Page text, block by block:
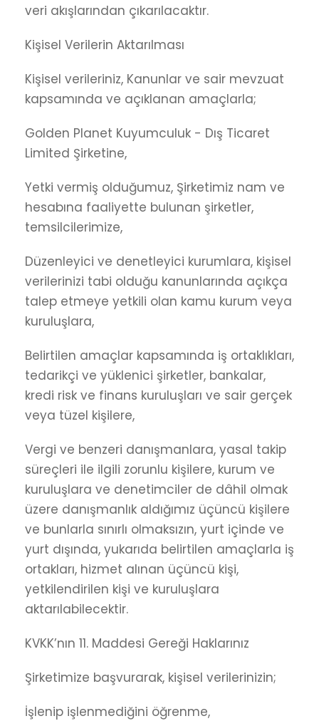
veri akışlarından çıkarılacaktır.
Kişisel Verilerin Aktarılması
Kişisel verileriniz, Kanunlar ve sair mevzuat
kapsamında ve açıklanan amaçlarla;
Golden Planet Kuyumculuk - Dış Ticaret
Limited Şirketine,
Yetki vermiş olduğumuz, Şirketimiz nam ve
hesabına faaliyette bulunan şirketler,
temsilcilerimize,
Düzenleyici ve denetleyici kurumlara, kişisel
verilerinizi tabi olduğu kanunlarında açıkça
talep etmeye yetkili olan kamu kurum veya
kuruluşlara,
Belirtilen amaçlar kapsamında iş ortaklıkları,
tedarikçi ve yüklenici şirketler, bankalar,
kredi risk ve finans kuruluşları ve sair gerçek
veya tüzel kişilere,
Vergi ve benzeri danışmanlara, yasal takip
süreçleri ile ilgili zorunlu kişilere, kurum ve
kuruluşlara ve denetimciler de dâhil olmak
üzere danışmanlık aldığımız üçüncü kişilere
ve bunlarla sınırlı olmaksızın, yurt içinde ve
yurt dışında, yukarıda belirtilen amaçlarla iş
ortakları, hizmet alınan üçüncü kişi,
yetkilendirilen kişi ve kuruluşlara
aktarılabilecektir.
KVKK’nın 11. Maddesi Gereği Haklarınız
Şirketimize başvurarak, kişisel verilerinizin;
İşlenip işlenmediğini öğrenme,